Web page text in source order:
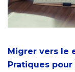
Migrer vers le
Pratiques